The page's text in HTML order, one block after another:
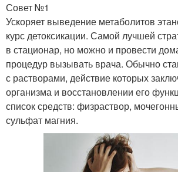
Совет №1
Ускоряет выведение метаболитов
курс детоксикации. Самой лучшей
в стационар, но можно и провести
процедур вызывать врача. Обычно
с растворами, действие которых
организма и восстановлении его
список средств: физраствор,
сульфат магния.